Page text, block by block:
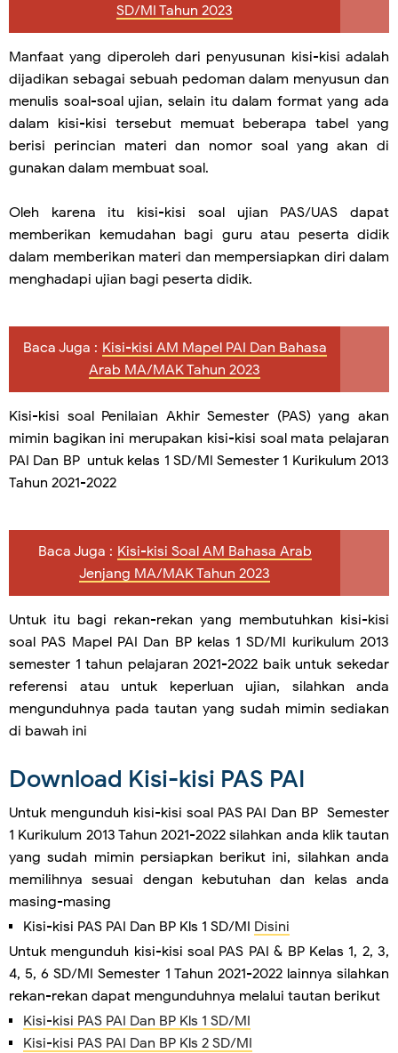
SD/MI Tahun 2023
Manfaat yang diperoleh dari penyusunan kisi-kisi adalah
dijadikan sebagai sebuah pedoman dalam menyusun dan
menulis soal-soal ujian, selain itu dalam format yang ada
dalam kisi-kisi tersebut memuat beberapa tabel yang
berisi perincian materi dan nomor soal yang akan di
gunakan dalam membuat soal.
Oleh karena itu kisi-kisi soal ujian PAS/UAS dapat
memberikan kemudahan bagi guru atau peserta didik
dalam memberikan materi dan mempersiapkan diri dalam
menghadapi ujian bagi peserta didik.
Baca Juga : Kisi-kisi AM Mapel PAI Dan Bahasa
Arab MA/MAK Tahun 2023
Kisi-kisi soal Penilaian Akhir Semester (PAS) yang akan
mimin bagikan ini merupakan kisi-kisi soal mata pelajaran
PAI Dan BP untuk kelas 1 SD/MI Semester 1 Kurikulum 2013
Tahun 2021-2022
Baca Juga : Kisi-kisi Soal AM Bahasa Arab
Jenjang MA/MAK Tahun 2023
Untuk itu bagi rekan-rekan yang membutuhkan kisi-kisi
soal PAS Mapel PAI Dan BP kelas 1 SD/MI kurikulum 2013
semester 1 tahun pelajaran 2021-2022 baik untuk sekedar
referensi atau untuk keperluan ujian, silahkan anda
mengunduhnya pada tautan yang sudah mimin sediakan
di bawah ini
Download Kisi-kisi PAS PAI
Untuk mengunduh kisi-kisi soal PAS PAI Dan BP Semester
1 Kurikulum 2013 Tahun 2021-2022 silahkan anda klik tautan
yang sudah mimin persiapkan berikut ini, silahkan anda
memilihnya sesuai dengan kebutuhan dan kelas anda
masing-masing
Kisi-kisi PAS PAI Dan BP Kls 1 SD/MI Disini
Untuk mengunduh kisi-kisi soal PAS PAI & BP Kelas 1, 2, 3,
4, 5, 6 SD/MI Semester 1 Tahun 2021-2022 lainnya silahkan
rekan-rekan dapat mengunduhnya melalui tautan berikut
Kisi-kisi PAS PAI Dan BP Kls 1 SD/MI
Kisi-kisi PAS PAI Dan BP Kls 2 SD/MI